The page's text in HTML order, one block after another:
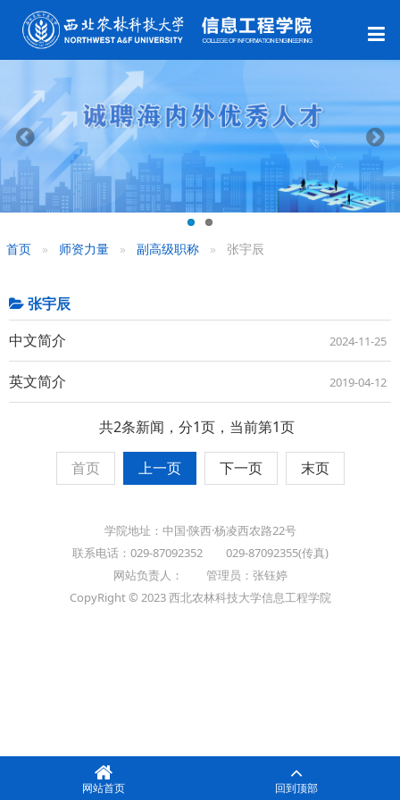
首页 师资力量 副高级职称 张宇辰
张宇辰
中文简介
2024-11-25
英文简介 2019-04-12
共2条新闻，分1页，当前第1页
首页 上一页 下一页 末页
学院地址：中国·陕西·杨凌西农路22号
联系电话：029-87092352 029-87092355(传真)
网站负责人： 管理员：张钰婷
CopyRight © 2023 西北农林科技大学信息工程学院
网站首页 回到顶部